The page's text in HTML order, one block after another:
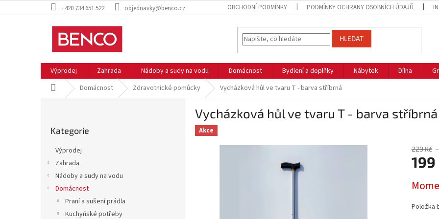
na
+420 734 651 522 objednavky@benco.cz OBCHODNÍ PODMÍNKY PODMÍNKY OCHRANY OSOBNÍCH ÚDAJŮ
HLEDAT
Výprodej Zahrada Nádoby a sudy na vodu Domácnost Bydlení a doplňky Nábytek Dílna
Domů Domácnost Zdravotnické pomůcky Vycházková hůl ve tvaru T - barva stříbrná
kategorie
Kategorie
Výprodej
Zahrada
Nádoby a sudy na vodu
Domácnost
Praní a sušení prádla
Kuchyňské potřeby
Vycházková hůl ve tvaru T - barva stříbrná
Akce
229 Kč
199
cena:
Položka